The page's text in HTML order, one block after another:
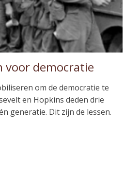
voor democratie
om de democratie te
en Hopkins deden drie
generatie. Dit zijn de lessen.